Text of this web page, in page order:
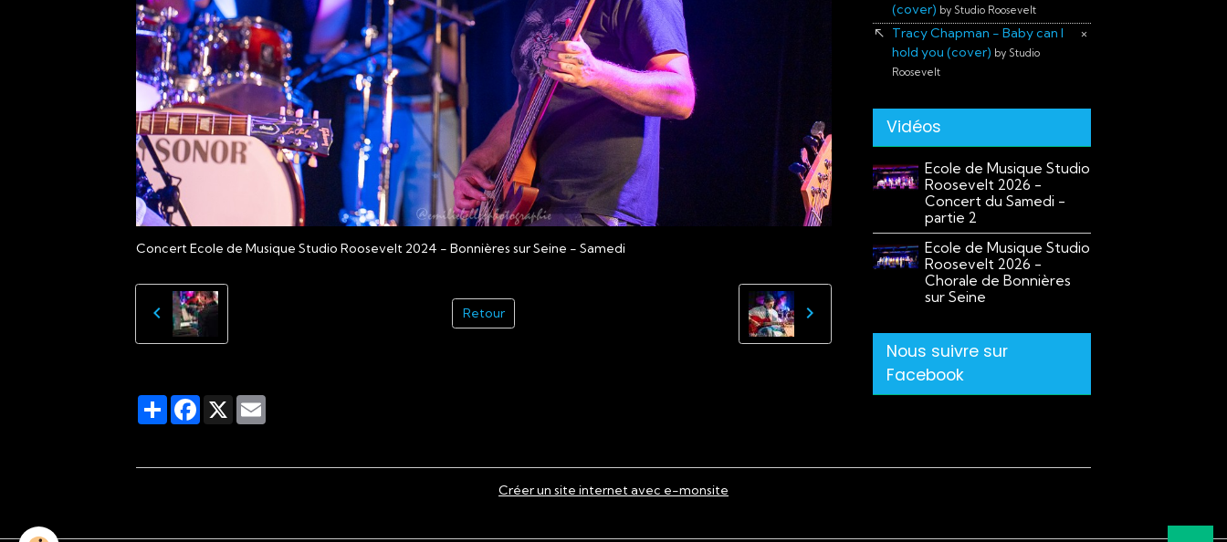
Concert Ecole de Musique Studio Roosevelt 2024 - Bonnières sur Seine - Samedi
Retour
PartagerFacebook
X
(cover) by Studio Roosevelt
×
Tracy Chapman - Baby can I
hold you (cover) by Studio
Roosevelt
Vidéos
Ecole de Musique Studio
Roosevelt 2026 -
Concert du Samedi -
partie 2
Ecole de Musique Studio
Roosevelt 2026 -
Chorale de Bonnières
sur Seine
Nous suivre sur
Facebook
Créer un site internet avec e-monsite